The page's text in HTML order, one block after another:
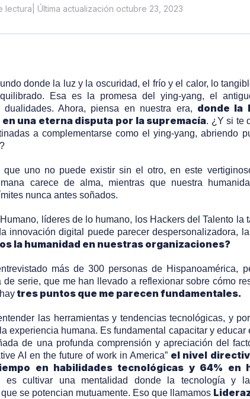
lectura | Última actualización octubre 23, 2023
donde la luz y la oscuridad, el frío y el calor, lo
Esa es la promesa del ying-yang, el
Ahora, piensa en nuestra era, donde la
una eterna disputa por la supremacía. ¿Y si te
a complementarse como el ying-yang, abriendo
uno no puede existir sin el otro, en este
carece de alma, mientras que nuestra
nunca antes soñados.
líderes de lo humano, los Hackers del Talento la
innovación digital puede parecer despersonalizadora,
la humanidad en nuestras organizaciones?
más de 300 personas de Hispanoamérica,
de serie, que me han llevado a reflexionar sobre cómo
tres puntos que me parecen fundamentales.
las herramientas y tendencias tecnológicas, y
experiencia humana. Es fundamental capacitar y educar
de una profunda comprensión y apreciación del
AI en the future of work in America” el nivel
en habilidades tecnológicas y 64% en
es cultivar una mentalidad donde la tecnología y
se potencian mutuamente. Eso que llamamos